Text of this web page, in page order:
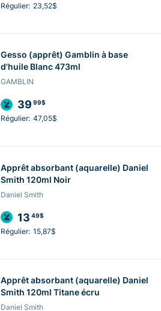
Régulier: 23,52$
Gesso (apprêt) Gamblin à base
d'huile Blanc 473ml
GAMBLIN
39 99$
Régulier: 47,05$
Apprêt absorbant (aquarelle) Daniel
Smith 120ml Noir
Daniel Smith
13 49$
Régulier: 15,87$
Apprêt absorbant (aquarelle) Daniel
Smith 120ml Titane écru
Daniel Smith